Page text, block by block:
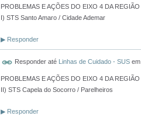
PROBLEMAS E AÇÕES DO EIXO 4 DA REGIÃO
I) STS Santo Amaro / Cidade Ademar
▶ Responder
Responder até Linhas de Cuidado - SUS em
PROBLEMAS E AÇÕES DO EIXO 4 DA REGIÃO
II) STS Capela do Socorro / Parelheiros
▶ Responder